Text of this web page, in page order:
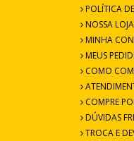
POLÍTICA
NOSSA
MINHA
MEUS
COMO
COMPRE
DÚVIDAS
TROCA E